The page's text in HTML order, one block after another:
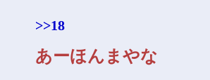
>>18
あーほんまやな